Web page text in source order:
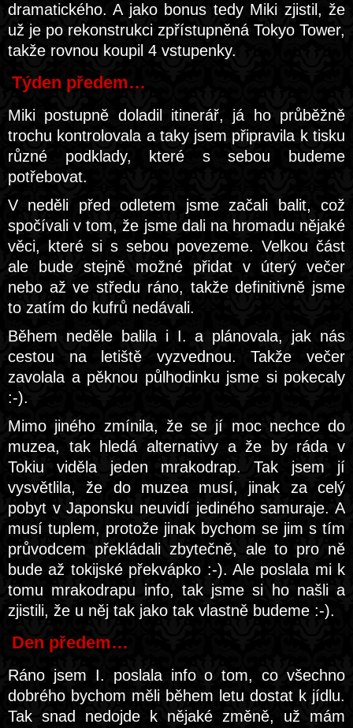
dramatického. A jako bonus tedy Miki zjistil, že
už je po rekonstrukci zpřístupněná Tokyo Tower,
takže rovnou koupil 4 vstupenky.
Týden předem…
Miki postupně doladil itinerář, já ho průběžně
trochu kontrolovala a taky jsem připravila k tisku
různé podklady, které s sebou budeme
potřebovat.
V neděli před odletem jsme začali balit, což
spočívali v tom, že jsme dali na hromadu nějaké
věci, které si s sebou povezeme. Velkou část
ale bude stejně možné přidat v úterý večer
nebo až ve středu ráno, takže definitivně jsme
to zatím do kufrů nedávali.
Během neděle balila i I. a plánovala, jak nás
cestou na letiště vyzvednou. Takže večer
zavolala a pěknou půlhodinku jsme si pokecaly
:-).
Mimo jiného zmínila, že se jí moc nechce do
muzea, tak hledá alternativy a že by ráda v
Tokiu viděla jeden mrakodrap. Tak jsem jí
vysvětlila, že do muzea musí, jinak za celý
pobyt v Japonsku neuvidí jediného samuraje. A
musí tuplem, protože jinak bychom se jim s tím
průvodcem překládali zbytečně, ale to pro ně
bude až tokijské překvápko :-). Ale poslala mi k
tomu mrakodrapu info, tak jsme si ho našli a
zjistili, že u něj tak jako tak vlastně budeme :-).
Den předem…
Ráno jsem I. poslala info o tom, co všechno
dobrého bychom měli během letu dostat k jídlu.
Tak snad nedojde k nějaké změně, už mám